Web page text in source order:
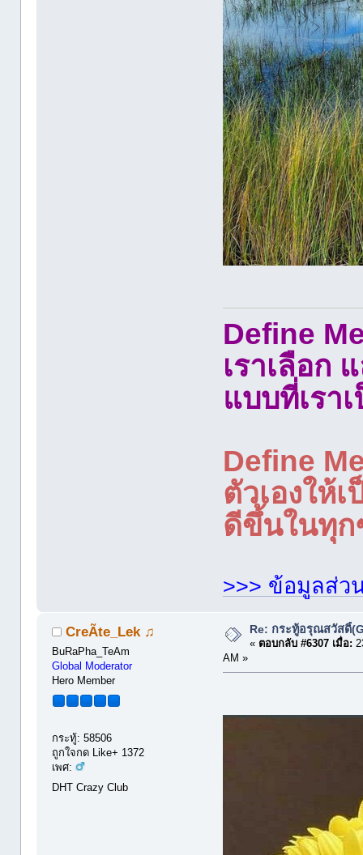
Define
เราเลือก
แบบที่เรา
Define
ตัวเองให้
ดีขึ้นในทุก
>>> ข้อมูลส่ว
CreÃte_Lek ♫
BuRaPha_TeAm
Global Moderator
Hero Member
กระทู้: 58506
ถูกใจกด Like+ 1372
เพศ:
DHT Crazy Club
Re: กระทู้อรุณสวัสดิ์
« ตอบกลับ #6307 เมื่อ:
AM »